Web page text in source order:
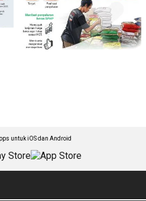
untuk iOS dan Android